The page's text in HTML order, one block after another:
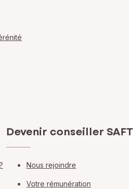
Devenir conseiller
Nous rejoindre
Votre rémunération